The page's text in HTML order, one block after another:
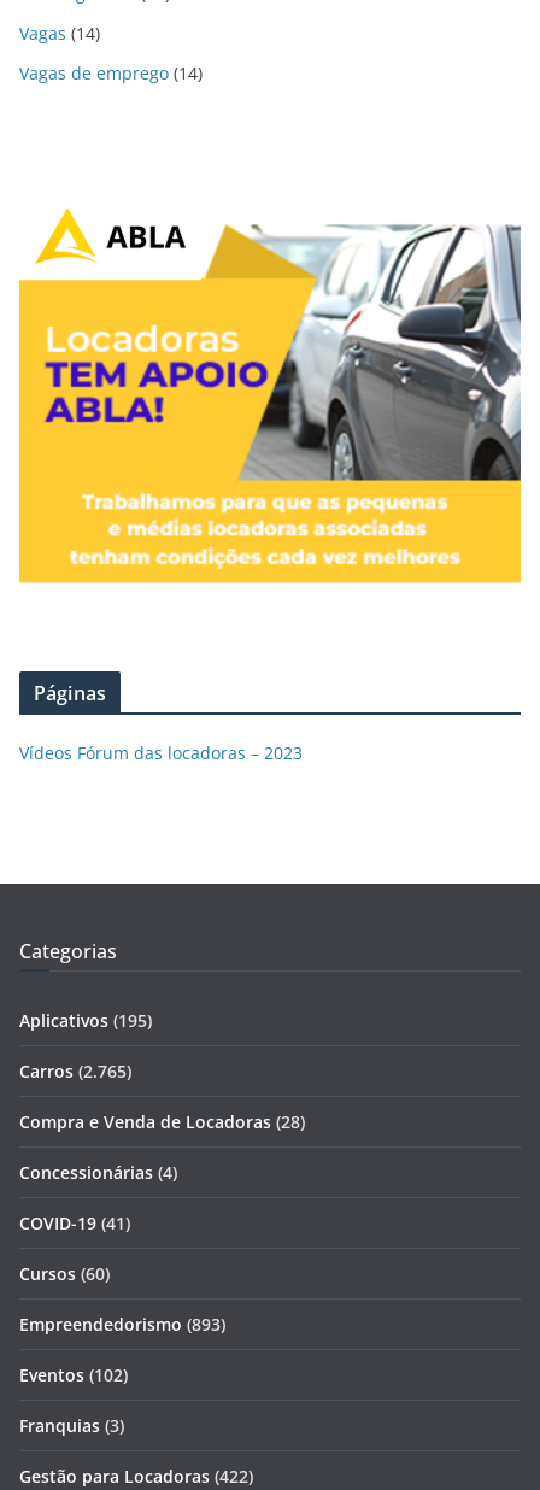
Vagas (14)
Vagas de emprego (14)
Páginas
Vídeos Fórum das locadoras – 2023
Categorias
Aplicativos (195)
Carros (2.765)
Compra e Venda de Locadoras (28)
Concessionárias (4)
COVID-19 (41)
Cursos (60)
Empreendedorismo (893)
Eventos (102)
Franquias (3)
Gestão para Locadoras (422)